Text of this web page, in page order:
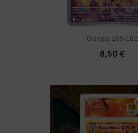
Galopa 189/182
8,50 €